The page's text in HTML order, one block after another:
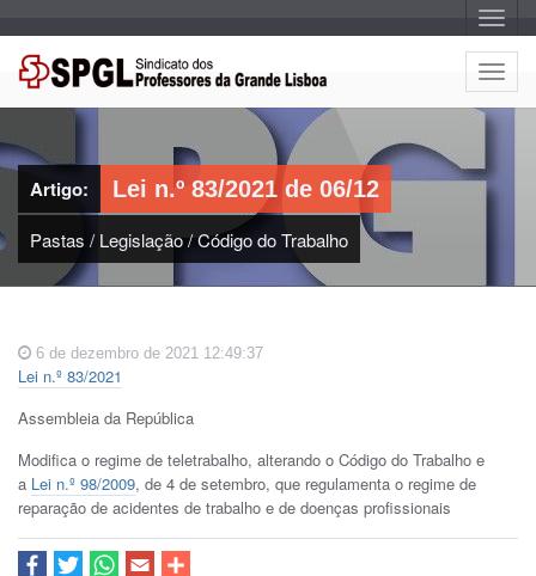
A
l
t
e
r
a
o
A
l
t
n
a
Artigo: Lei n.º 83/2021 de 06/12
Pastas / Legislação/Código do Trabalho
6 de dezembro de 2021 12:49:37
Lei n.º 83/2021
Assembleia da República
Modifica o regime de teletrabalho, alterando o Código do Trabalho e
a Lei n.º 98/2009, de 4 de setembro, que regulamenta o regime de
reparação de acidentes de trabalho e de doenças profissionais